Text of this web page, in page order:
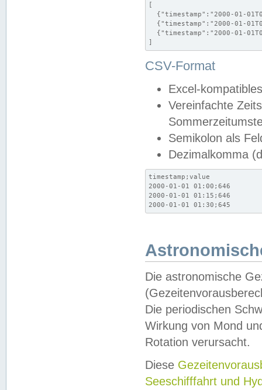
[
{"timestamp":"2000-01-
{"timestamp":"2000-01-
{"timestamp":"2000-01-
]
CSV-Format
Excel-
Vereinfachte
Semikolon als
Dezimalkomma
timestamp;value
2000-01-01 01:00;646
2000-01-01 01:15;646
2000-01-01 01:30;645
Die astronomische
Die periodischen
Wirkung von Mond
Rotation verursacht.
Diese
Seeschifffahrt und